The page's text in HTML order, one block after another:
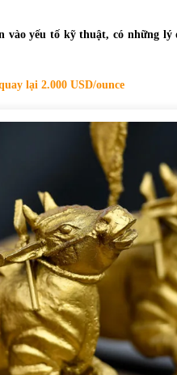
vào yếu tố kỹ thuật, có những lý
lại 2.000 USD/ounce